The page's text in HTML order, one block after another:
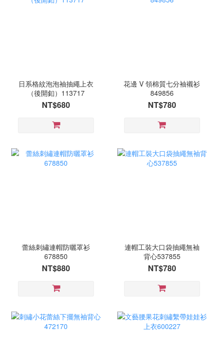
日系格紋泡泡袖抽繩上衣
（後開釦）113717
NT$680
花邊 V 領棉質七分袖襯衫
849856
NT$780
蕾絲刺繡連帽防曬罩衫
678850
NT$880
連帽工裝大口袋抽繩無袖
背心537855
NT$780